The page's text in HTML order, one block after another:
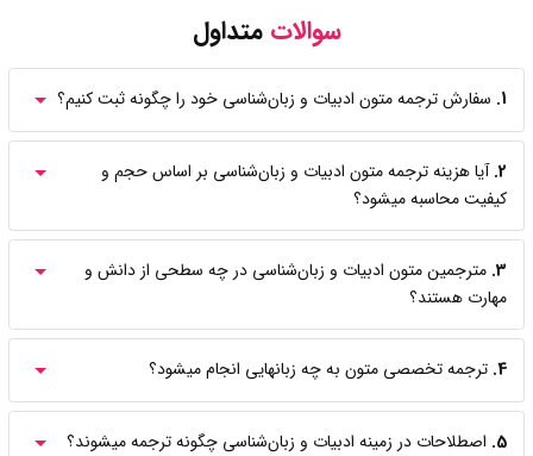
سوالاتمتداول
1. سفارش ترجمه متون ادبیات و زبان‌شناسی خود را چگونه ثبت کنیم؟
2. آیا هزینه ترجمه متون ادبیات و زبان‌شناسی بر اساس حجم و
کیفیت محاسبه میشود؟
3. مترجمین متون ادبیات و زبان‌شناسی در چه سطحی از دانش و
مهارت هستند؟
4. ترجمه تخصصی متون به چه زبانهایی انجام میشود؟
5. اصطلاحات در زمینه ادبیات و زبان‌شناسی چگونه ترجمه میشوند؟